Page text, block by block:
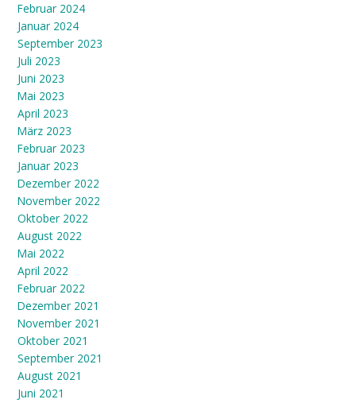
Februar 2024
Januar 2024
September 2023
Juli 2023
Juni 2023
Mai 2023
April 2023
März 2023
Februar 2023
Januar 2023
Dezember 2022
November 2022
Oktober 2022
August 2022
Mai 2022
April 2022
Februar 2022
Dezember 2021
November 2021
Oktober 2021
September 2021
August 2021
Juni 2021